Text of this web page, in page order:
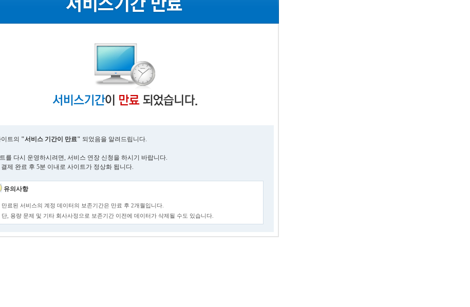
트의 "서비스 기간이 만료" 되었음을 알려드립니다.
를 다시 운영하시려면, 서비스 연장 신청을 하시기 바랍니다.
결제 완료 후 5분 이내로 사이트가 정상화 됩니다.
유의사항
만료된 서비스의 계정 데이터의 보존기간은 만료 후 2개월입니다.
단, 용량 문제 및 기타 회사사정으로 보존기간 이전에 데이터가 삭제될 수도 있습니다.